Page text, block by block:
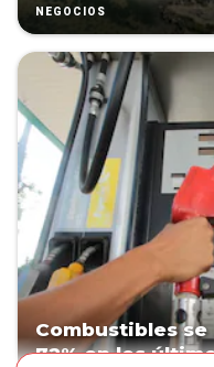
NEGOCIOS
Combustibles
72% en los